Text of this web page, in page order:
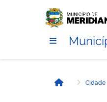
Início Cidade